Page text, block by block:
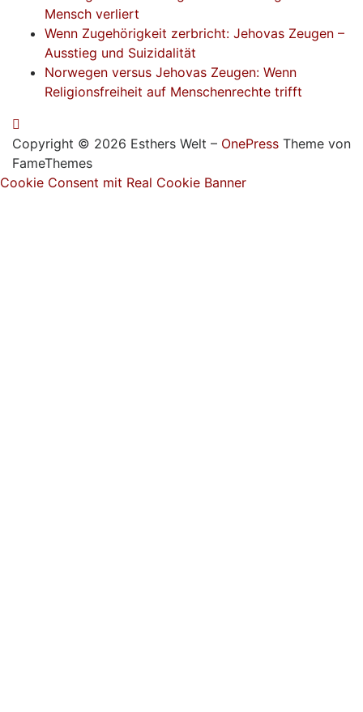
Mensch verliert
Wenn Zugehörigkeit zerbricht: Jehovas Zeugen –
Ausstieg und Suizidalität
Norwegen versus Jehovas Zeugen: Wenn
Religionsfreiheit auf Menschenrechte trifft
Copyright © 2026 Esthers Welt – OnePress Theme von
FameThemes
Cookie Consent mit Real Cookie Banner